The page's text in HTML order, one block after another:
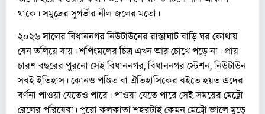
থাকে। সমুদ্রের সুগভীর নীল জলের মতো।
২০২৬ সালের বিধাননগর নিউটাউনের রাস্তাঘাট বাড়ি ঘর কোথায়
যেন তলিয়ে যায়। শপিংমলের চিত্র এখন আর চোখে পড়ে না। প্রায়
চারশ বছরের পুরনো সেই বিধাননগর, বিধাননগর স্টেশন, নিউটাউন
সবই ইতিহাস। কোনও পণ্ডিত বা ঐতিহাসিকের বইতে হয়ত এদের
বর্ণনা পাওয়া যেতেও পারে। পাওয়া যেতে পারে সেই সময়ের মেট্রো
রেলের পরিষেবা। পুরো কলকাতা শহরটাই কেমন মেট্রো জালে মুড়ে